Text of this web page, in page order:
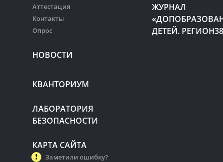
Аттестация
Контакты
Опрос
НОВОСТИ
ЖУРНАЛ
ДЕТЕЙ.
КВАНТОРИУМ
ЛАБОРАТОРИЯ
БЕЗОПАСНОСТИ
КАРТА САЙТА
Заметили ошибку?